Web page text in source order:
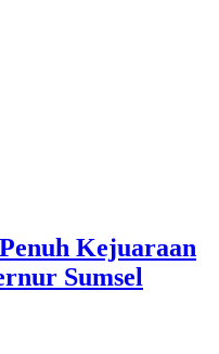
Kejuaraan
Sumsel